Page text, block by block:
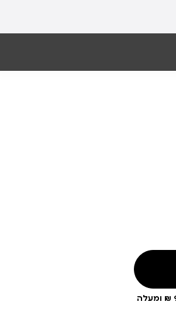
עלות משלוח 19 ₪ | משלוח חינם ברכישה ב-99 ₪ ומעלה